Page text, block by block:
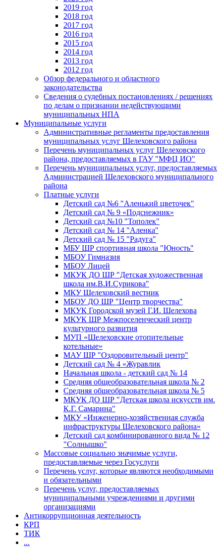
2019 год
2018 год
2017 год
2016 год
2015 год
2014 год
2013 год
2012 год
Обзор федерального и областного
законодательства
Сведения о судебных постановлениях / решениях
по делам о признании недействующими
муниципальных НПА
Муниципальные услуги
Административные регламенты предоставления
муниципальных услуг Шелеховского района
Перечень муниципальных услуг Шелеховского
района, предоставляемых в ГАУ "МФЦ ИО"
Перечень муниципальных услуг, предоставляемых
Администрацией Шелеховского муниципального
района
Платные услуги
Детский сад №6 "Аленький цветочек"
Детский сад № 9 «Подснежник»
Детский сад №10 "Тополек"
Детский сад № 14 "Аленка"
Детский сад № 15 "Радуга"
МБУ ШР спортивная школа "Юность"
МБОУ Гимназия
МБОУ Лицей
МКУК ДО ШР "Детская художественная
школа им.В.И.Сурикова"
МКУ Шелеховский вестник
МБОУ ДО ШР "Центр творчества"
МКУК Городской музей Г.И. Шелехова
МКУК ШР Межпоселенческий центр
культурного развития
МУП «Шелеховские отопительные
котельные»
МАУ ШР "Оздоровительный центр"
Детский сад № 4 «Журавлик
Начальная школа - детский сад № 14
Средняя общеобразовательная школа № 2
Средняя общеобразовательная школа № 5
МКУК ДО ШР "Детская школа искусств им.
К.Г. Самарина"
МКУ «Инженерно-хозяйственная служба
инфраструктуры Шелеховского района»
Детский сад комбинированного вида № 12
"Солнышко"
Массовые социально значимые услуги,
предоставляемые через Госуслуги
Перечень услуг, которые являются необходимыми
и обязательными
Перечень услуг, предоставляемых
муниципальными учреждениями и другими
организациями
Антикоррупционная деятельность
КРП
ТИК
...